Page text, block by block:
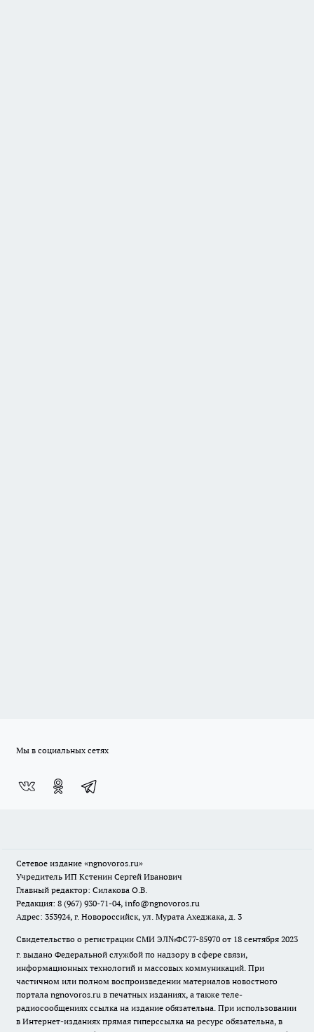
Мы в социальных сетях
Сетевое издание «ngnovoros.ru»
Учредитель ИП Кстенин Сергей Иванович
Главный редактор: Силакова О.В.
Редакция: 8 (967) 930-71-04, info@ngnovoros.ru
Адрес: 353924, г. Новороссийск, ул. Мурата Ахеджака, д. 3
Свидетельство о регистрации СМИ ЭЛ№ФС77-85970 от 18 сентября 2023
г. выдано Федеральной службой по надзору в сфере связи,
информационных технологий и массовых коммуникаций. При
частичном или полном воспроизведении материалов новостного
портала ngnovoros.ru в печатных изданиях, а также теле-
радиосообщениях ссылка на издание обязательна. При использовании
в Интернет-изданиях прямая гиперссылка на ресурс обязательна, в